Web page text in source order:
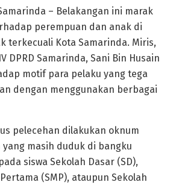
– Belakangan ini marak
perempuan dan anak di
terkecuali Kota Samarinda. Miris,
DPRD Samarinda, Sani Bin Husain
motif para pelaku yang tega
dengan menggunakan berbagai
pelecehan dilakukan oknum
masih duduk di bangku
siswa Sekolah Dasar (SD),
(SMP), ataupun Sekolah